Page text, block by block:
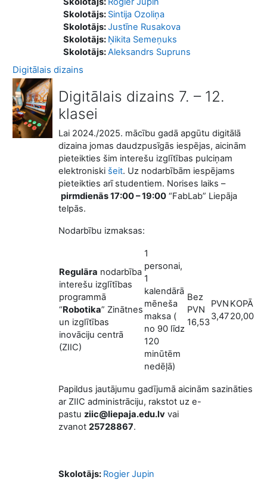
Skolotājs: Sintija Ozoliņa
Skolotājs:Justīne Rusakova
Skolotājs: Ņikita Semeņuks
Skolotājs:Aleksandrs Supruns
Digitālais dizains
Digitālais dizains 7. – 12.
klasei
Lai 2024./2025. mācību gadā apgūtu digitālā
dizaina jomas daudzpusīgās iespējas, aicinām
pieteikties šim interešu izglītības pulciņam
elektroniski šeit. Uz nodarbībām iespējams
pieteikties arī studentiem. Norises laiks –
pirmdienās 17:00 – 19:00“FabLab” Liepāja
telpās.
Nodarbību izmaksas:
Regulāra nodarbība
interešu izglītības
programmā
“Robotika” Zinātnes
un izglītības
inovāciju centrā
(ZIIC)
1
personai,
1
kalendārā
mēneša
maksa (
no 90 līdz
120
minūtēm
nedēļā)
Bez
PVN
16,53
PVN
3,47
KOPĀ
20,00
Papildus jautājumu gadījumā aicinām sazināties
ar ZIIC administrāciju, rakstot uz e-
pastu ziic@liepaja.edu.lvvai
zvanot 25728867.
Skolotājs: Rogier Jupin